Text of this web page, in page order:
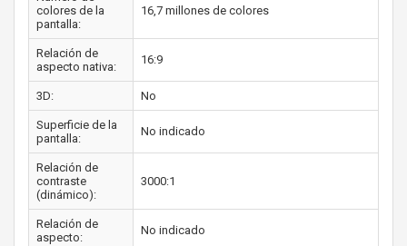
colores de la
pantalla:
16,7 millones de colores
Relación de
aspecto nativa:
16:9
3D: No
Superficie de la
pantalla:
No indicado
Relación de
contraste
(dinámico):
3000:1
Relación de
aspecto:
No indicado